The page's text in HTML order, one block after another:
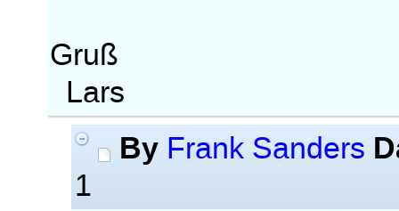
Gruß
Lars
By Frank Sanders
1